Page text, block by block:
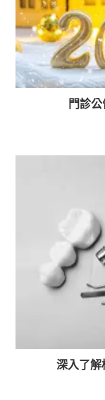
門診
深入了解